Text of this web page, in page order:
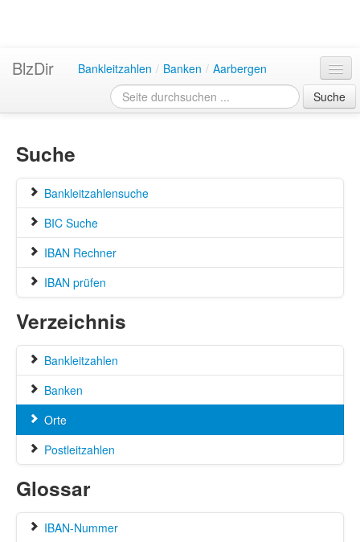
BlzDir Bankleitzahlen / Banken / Aarbergen
Suche
Suche
Bankleitzahlensuche
BIC Suche
IBAN Rechner
IBAN prüfen
Verzeichnis
Bankleitzahlen
Banken
Orte
Postleitzahlen
Glossar
IBAN-Nummer